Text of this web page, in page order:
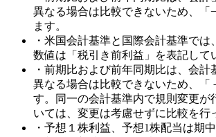
異なる場合は比較できないため、「
ます。
・米国会計基準と国際会計基準では
数値は「税引き前利益」を表記して
・前期比および前年同期比は、会計
異なる場合は比較できないため、「
す。同一の会計基準内で規則変更が
いては、変更は考慮せずに比較を行
・予想１株利益、予想1株配当は期